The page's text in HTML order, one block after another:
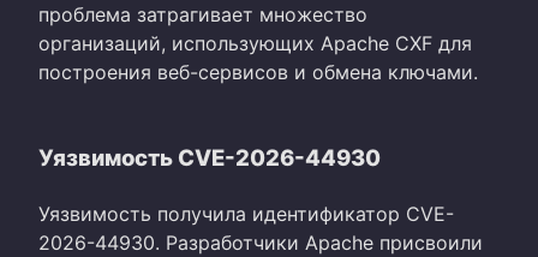
проблема затрагивает множество
организаций, использующих Apache CXF для
построения веб-сервисов и обмена ключами.
Уязвимость CVE-2026-44930
Уязвимость получила идентификатор CVE-
2026-44930. Разработчики Apache присвоили